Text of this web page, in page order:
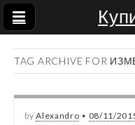
TAG ARCHIVE FOR
byAlexandro • 08/11/